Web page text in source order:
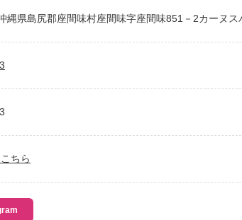
縄県島尻郡座間味村座間味字座間味851－2カーヌス
ちら